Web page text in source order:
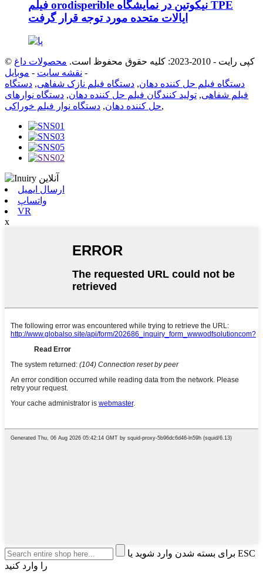
فیلم orodisperible نیکوتین در نمایشگاه TPE
ایالات متحده مورد توجه قرار گرفت
© کپی رایت - 2010-2023: کلیه حقوق محفوظ است.
محصولات داغ
- نقشه سایت - موبایل
دستگاه فیلم حل کننده دهان, دستگاه فیلم نازک شفاهی, دستگاه
فیلم شفاهی, تولید کنندگان فیلم حل کننده دهان, دستگاه نوارهای
حل کننده دهان, دستگاه نوار فیلم خوراکی ,
ارسال ایمیل
واتساپ
VR
x
برای بسته شدن وارد شوید یا ESC
را وارد کنید